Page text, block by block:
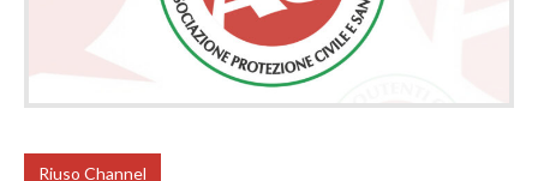
Riuso Channel